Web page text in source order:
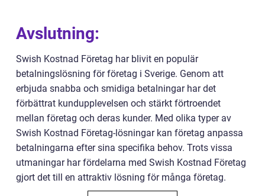
Avslutning:
Swish Kostnad Företag har blivit en populär
betalningslösning för företag i Sverige. Genom att
erbjuda snabba och smidiga betalningar har det
förbättrat kundupplevelsen och stärkt förtroendet
mellan företag och deras kunder. Med olika typer av
Swish Kostnad Företag-lösningar kan företag anpassa
betalningarna efter sina specifika behov. Trots vissa
utmaningar har fördelarna med Swish Kostnad Företag
gjort det till en attraktiv lösning för många företag.